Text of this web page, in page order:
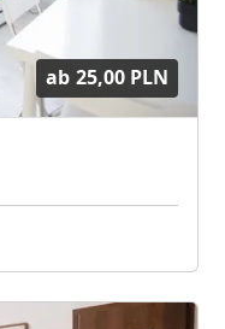
ab 25,00 PLN